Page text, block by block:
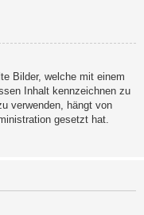
Bilder, welche mit einem
Inhalt kennzeichnen zu
verwenden, hängt von
gesetzt hat.